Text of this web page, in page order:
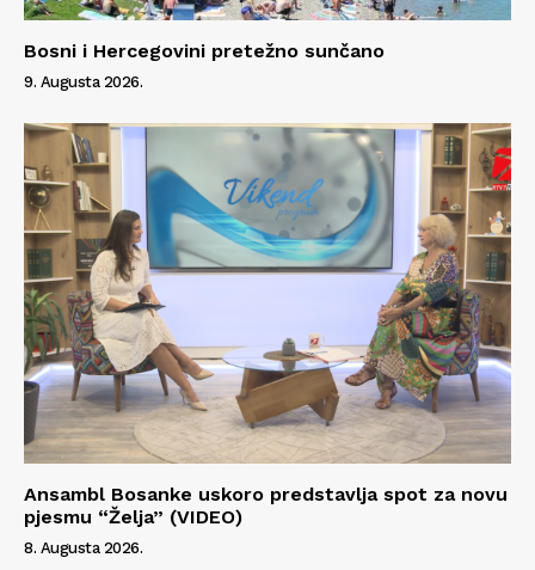
Bosni i Hercegovini pretežno sunčano
9. Augusta 2026.
Ansambl Bosanke uskoro predstavlja spot za novu
pjesmu “Želja” (VIDEO)
8. Augusta 2026.